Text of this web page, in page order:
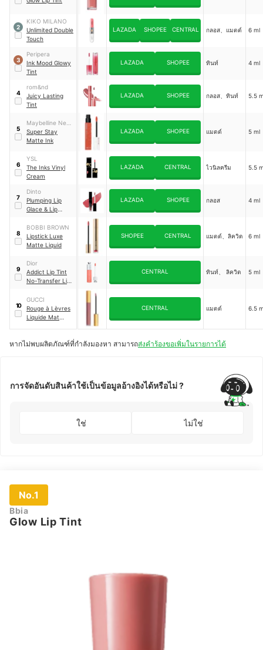
2
KIKO MILANO
Unlimited Double
Touch
LAZADA SHOPEE CENTRAL กลอส、แมตต์ 6 ml
3
Peripera
Ink Mood Glowy
Tint
LAZADA SHOPEE ทินท์ 4 ml
4
rom&nd
Juicy Lasting
Tint
LAZADA SHOPEE กลอส、ทินท์ 5.5
5
Maybelline New
York
Super Stay
Matte Ink
LAZADA SHOPEE แมตต์ 5 ml
6
YSL
The Inks Vinyl
Cream
LAZADA CENTRAL ไวนิลครีม 5.5
7
Dinto
Plumping Lip
Glace & Lip
LAZADA SHOPEE กลอส 4 ml
8
BOBBI BROWN
Lipstick Luxe
Matte Liquid
SHOPEE CENTRAL แมตต์、ลิควิด 6 ml
9
Dior
Addict Lip Tint
No-Transfer Lip
CENTRAL ทินท์、 ลิควิด 5 ml
10
GUCCI
Rouge à Lèvres
Liquide Mat
CENTRAL แมตต์ 6.5
หากไม่พบผลิตภัณฑ์ที่กำลังมองหา สามารถส่งคำร้องขอเพิ่มในรายการได้
การจัดอันดับสินค้าใช้เป็นข้อมูลอ้างอิงได้หรือไม่ ?
ใช่ ไม่ใช่
No.1
Bbia
Glow Lip Tint